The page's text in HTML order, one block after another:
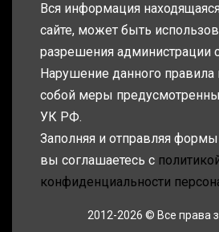
Вся информация
сайте, может быть
разрешения администрации
Нарушение данного правила
собой меры
УК РФ.
Заполняя и отправляя формы
вы соглашаетесь с
конфиденциальности
2012-2026 © Все права